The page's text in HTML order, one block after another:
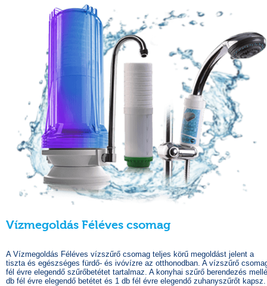
Vízmegoldás Féléves csomag
A Vízmegoldás Féléves vízszűrő csomag teljes körű megoldást jelent a
tiszta és egészséges fürdő- és ivóvízre az otthonodban. A vízszűrő
fél évre elegendő szűrőbetétet tartalmaz. A konyhai szűrő berendezés
db fél évre elegendő betétet és 1 db fél évre elegendő zuhanyszűrőt kapsz.